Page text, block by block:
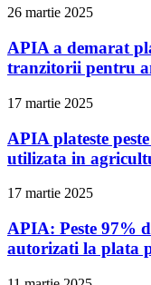
26 martie 2025
APIA a demarat
tranzitorii pentru
17 martie 2025
APIA plateste
utilizata in
17 martie 2025
APIA: Peste 97%
autorizati la plata